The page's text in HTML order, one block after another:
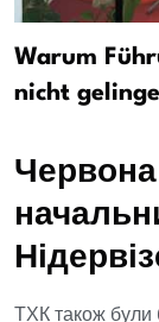
Warum
nicht
Червона
ТХК також були